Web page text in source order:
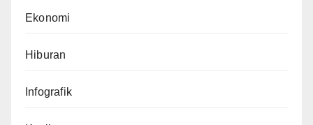
Ekonomi
Hiburan
Infografik